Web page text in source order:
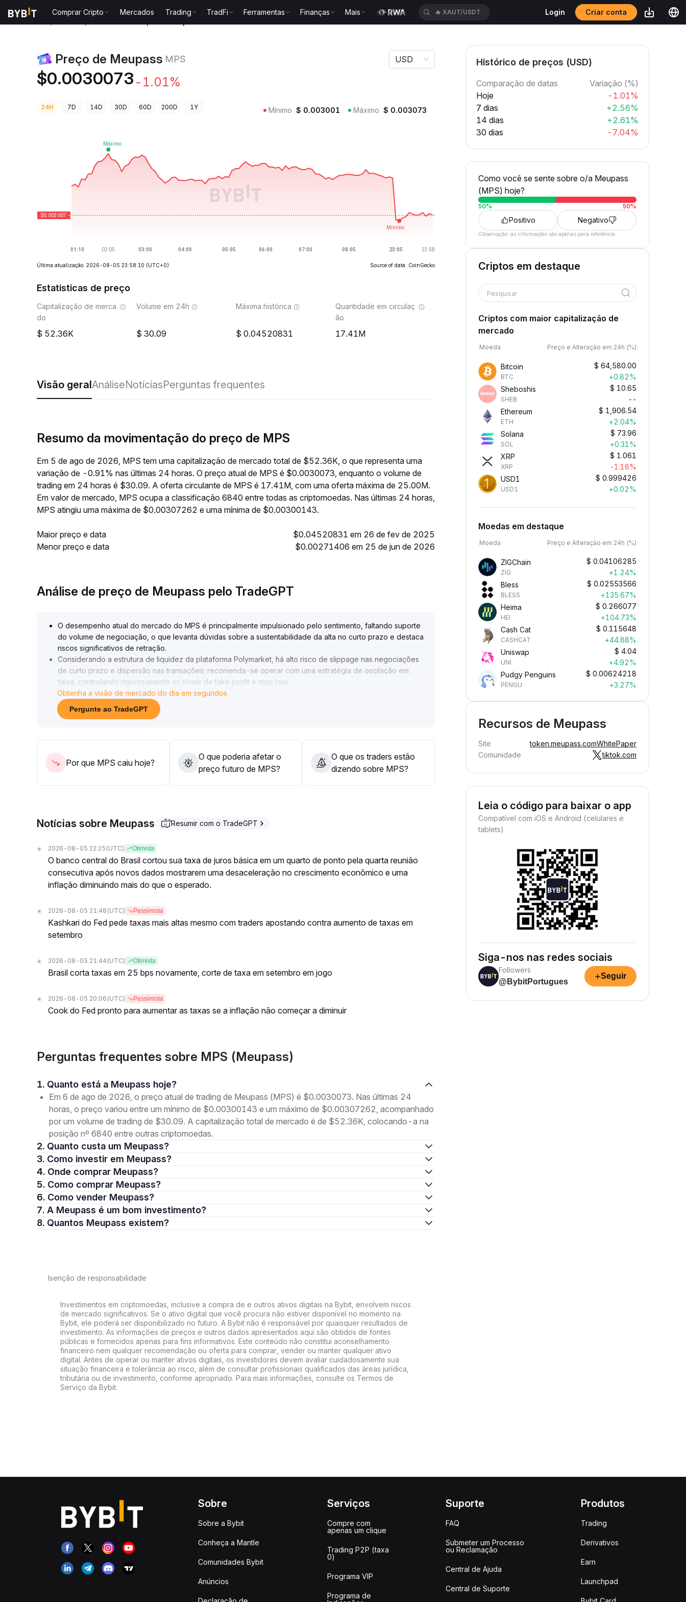
Comprar Cripto Mercados Trading TradFi Ferramentas Finanças Mais 🔥 XAUT/USDT Login Criar conta
Preço de Meupass MPS
$0.0030073 -1.01%
USD
24H 7D 14D 30D 60D 200D 1Y Mínimo $ 0.003001 Máximo $ 0.003073
Última atualização: 2026-08-05 23:58:10 (UTC+0) Source of data: CoinGecko
Estatisticas de preço
Capitalização de merca
do
52.36K
Volume em 24h
30.09
Máxima histórica
0.04520831
Quantidade em circulaç
ão
17.41M
Visão geralAnáliseNotíciasPerguntas frequentes
Resumo da movimentação do preço de MPS
Em 5 de ago de 2026, MPS tem uma capitalização de mercado total de $52.36K, o que representa uma
variação de -0.91% nas últimas 24 horas. O preço atual de MPS é $0.0030073, enquanto o volume de
trading em 24 horas é $30.09. A oferta circulante de MPS é 17.41M, com uma oferta máxima de 25.00M.
Em valor de mercado, MPS ocupa a classificação 6840 entre todas as criptomoedas. Nas últimas 24 horas,
MPS atingiu uma máxima de $0.00307262 e uma mínima de $0.00300143.
Maior preço e data
$0.04520831 em 26 de fev de 2025
Menor preço e data
$0.00271406 em 25 de jun de 2026
Análise de preço de Meupass pelo TradeGPT
O desempenho atual do mercado do MPS é principalmente impulsionado pelo sentimento, faltando suporte
do volume de negociação, o que levanta dúvidas sobre a sustentabilidade da alta no curto prazo e destaca
riscos significativos de retração.
Considerando a estrutura de liquidez da plataforma Polymarket, há alto risco de slippage nas negociações
de curto prazo e dispersão nas transações; recomenda-se operar com uma estratégia de oscilação em
faixa, controlando rigorosamente os níveis de take profit e stop loss
Para o médio e longo prazo, o token depende da catalisação por eventos macroeconômicos e da
demanda por hedge, possuindo valor de alocação estrutural; sugere-se construir posição gradualmente em
quedas e monitorar o suporte-chave na faixa de 2,30 a 2,50
Obtenha a visão de mercado do dia em segundos
Pergunte ao TradeGPT
Por que MPS caiu hoje?
O que poderia afetar o
preço futuro de MPS?
O que os traders estão
dizendo sobre MPS?
Notícias sobre Meupass Resumir com o TradeGPT
2026-08-05 22:25 (UTC) Otimista
O banco central do Brasil cortou sua taxa de juros básica em um quarto de ponto pela quarta reunião
consecutiva após novos dados mostrarem uma desaceleração no crescimento econômico e uma
inflação diminuindo mais do que o esperado.
2026-08-05 21:48 (UTC) Pessimista
Kashkari do Fed pede taxas mais altas mesmo com traders apostando contra aumento de taxas em
setembro
2026-08-05 21:44 (UTC) Otimista
Brasil corta taxas em 25 bps novamente, corte de taxa em setembro em jogo
2026-08-05 20:06 (UTC) Pessimista
Cook do Fed pronto para aumentar as taxas se a inflação não começar a diminuir
Perguntas frequentes sobre MPS (Meupass)
1. Quanto está a Meupass hoje?
Em 6 de ago de 2026, o preço atual de trading de Meupass (MPS) é $0.0030073. Nas últimas 24
horas, o preço variou entre um mínimo de $0.00300143 e um máximo de $0.00307262, acompanhado
por um volume de trading de $30.09. A capitalização total de mercado é de $52.36K, colocando-a na
posição nº 6840 entre outras criptomoedas.
2. Quanto custa um Meupass?
3. Como investir em Meupass?
4. Onde comprar Meupass?
5. Como comprar Meupass?
6. Como vender Meupass?
7. A Meupass é um bom investimento?
8. Quantos Meupass existem?
Isenção de responsabilidade
Investimentos em criptomoedas, inclusive a compra de e outros ativos digitais na Bybit, envolvem riscos
de mercado significativos. Se o ativo digital que você procura não estiver disponível no momento na
Bybit, ele poderá ser disponibilizado no futuro. A Bybit não é responsável por quaisquer resultados de
investimento. As informações de preços e outros dados apresentados aqui são obtidos de fontes
públicas e fornecidos apenas para fins informativos. Este conteúdo não constitui aconselhamento
financeiro nem qualquer recomendação ou oferta para comprar, vender ou manter qualquer ativo
digital. Antes de operar ou manter ativos digitais, os investidores devem avaliar cuidadosamente sua
situação financeira e tolerância ao risco, além de consultar profissionais qualificados das áreas jurídica,
tributária ou de investimento, conforme apropriado. Para mais informações, consulte os Termos de
Serviço da Bybit.
Histórico de preços (USD)
Comparação de datas
Variação (%)
Hoje
-1.01%
7 dias
+2.56%
14 dias
+2.61%
30 dias
-7.04%
Como você se sente sobre o/a Meupass
(MPS) hoje?
50% 50%
Positivo Negativo
Observação: as informações são apenas para referência.
Criptos em destaque
Pesquisar
Criptos com maior capitalização de
mercado
Moeda Preço e Alteração em 24h (%)
Bitcoin
BTC
$ 64,580.00
+0.82%
Sheboshis
SHEB
$ 10.65
--
Ethereum
ETH
$ 1,906.54
+2.04%
Solana
SOL
$ 73.96
+0.31%
XRP
XRP
$ 1.061
-1.16%
USD1
USD1
$ 0.999426
+0.02%
Moedas em destaque
Moeda Preço e Alteração em 24h (%)
ZIGChain
ZIG
$ 0.04106285
+1.24%
Bless
BLESS
$ 0.02553566
+135.67%
Heima
HEI
$ 0.266077
+104.73%
Cash Cat
CASHCAT
$ 0.115648
+44.88%
Uniswap
UNI
$ 4.04
+4.92%
Pudgy Penguins
PENGU
$ 0.00624218
+3.27%
Recursos de Meupass
Site token.meupass.comWhitePaper
Comunidade
tiktok.com
Leia o código para baixar o app
Compatível com iOS e Android (celulares e
tablets)
Siga-nos nas redes sociais
Followers
@BybitPortugues
+Seguir
Sobre
Sobre a Bybit
Conheça a Mantle
Comunidades Bybit
Anúncios
Serviços
Compre com
apenas um clique
Trading P2P (taxa
0)
Programa VIP
Programa de
Suporte
FAQ
Submeter um Processo
ou Reclamação
Central de Ajuda
Central de Suporte
Produtos
Trading
Derivativos
Earn
Launchpad